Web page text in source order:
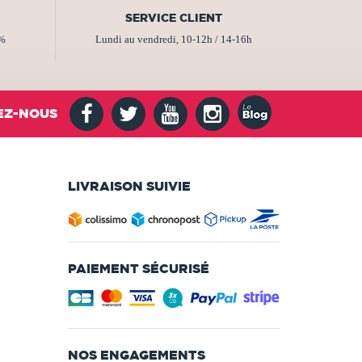
SERVICE CLIENT
Lundi au vendredi, 10-12h / 14-16h
NOUS
LIVRAISON SUIVIE
PAIEMENT SÉCURISÉ
NOS ENGAGEMENTS